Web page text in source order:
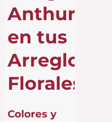
Anthurium
en tus
Arreglos
Florales
Colores y